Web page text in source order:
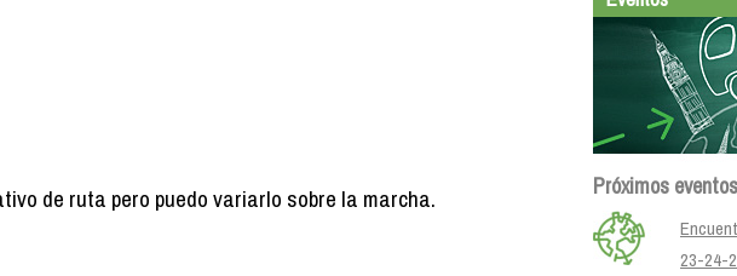
de ruta pero puedo variarlo sobre la marcha.
Próximos eventos
23-24-